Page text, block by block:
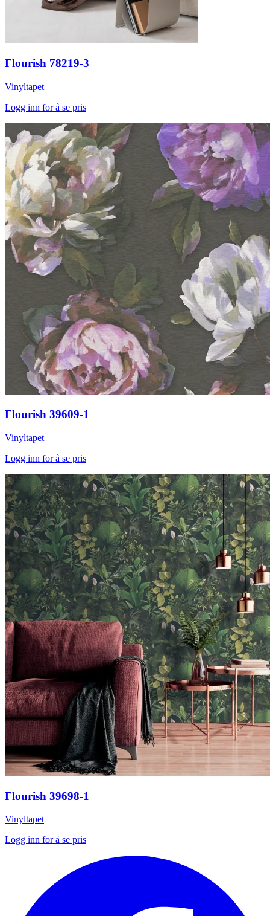
Flourish 78219-3
Vinyltapet
Logg inn for å se pris
Flourish 39609-1
Vinyltapet
Logg inn for å se pris
Flourish 39698-1
Vinyltapet
Logg inn for å se pris